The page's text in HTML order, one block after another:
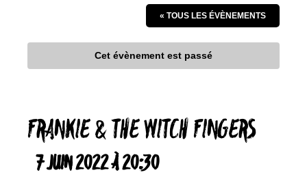
« TOUS LES ÉVÈNEMENTS
Cet évènement est passé
FRANKIE & THE WITCH FINGERS
7 JUIN 2022 À 20:30